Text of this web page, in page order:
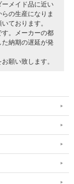
メイド品に近い
の生産になりま
ております。
。メーカーの都
納期の遅延が発
願い致します。